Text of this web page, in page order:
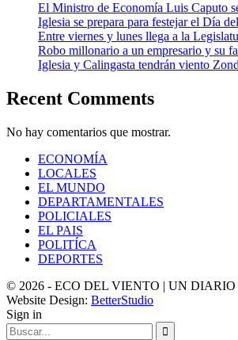
El Ministro de Economía Luis Caputo
Iglesia se prepara para festejar el Día
Entre viernes y lunes llega a la
Robo millonario a un empresario y su
Iglesia y Calingasta tendrán viento
Recent Comments
No hay comentarios que mostrar.
ECONOMÍA
LOCALES
EL MUNDO
DEPARTAMENTALES
POLICIALES
EL PAIS
POLITÍCA
DEPORTES
© 2026 - ECO DEL VIENTO | UN DIARIO
Website Design: BetterStudio
Sign in